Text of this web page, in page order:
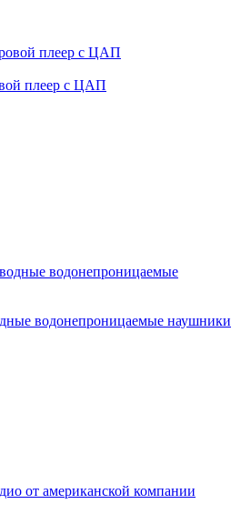
плеер с ЦАП
водонепроницаемые наушники